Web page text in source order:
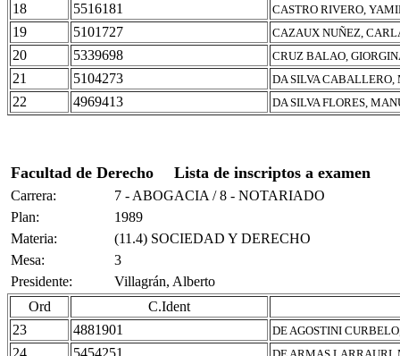
18 5516181 CASTRO RIVERO,
19 5101727 CAZAUX NUÑEZ,
20 5339698 CRUZ BALAO,
21 5104273 DA SILVA CABALLERO,
22 4969413 DA SILVA FLORES,
Facultad de Derecho Lista de inscriptos a examen
Carrera:
7 - ABOGACIA / 8 - NOTARIADO
Plan:
1989
Materia:
(11.4) SOCIEDAD Y DERECHO
Mesa:
3
Presidente:
Villagrán, Alberto
Ord
C.Ident
23
4881901 DE AGOSTINI
24 5454251